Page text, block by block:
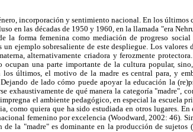
incorporación y sentimiento nacional. En los últimos
en las décadas de 1950 y 1960, en la llamada "era
la forma femenina como mediación de progreso
un ejemplo sobresaliente de este despliegue. Los valores
alternativamente criadora y ferozmente protectora.
una parte importante de la cultura popular, sino,
últimos, el motivo de la madre es central para, y
de lado cómo puede apoyar la educación la
exhaustivamente de qué manera la categoría "madre",
el ambiente pedagógico, en especial la escuela
como quiera que ha sido estudiada en otros lugares.
femenino por excelencia (Woodward, 2002: 46).
la "madre" es dominante en la producción de sujetos